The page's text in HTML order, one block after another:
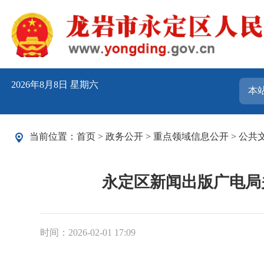
2026年8月8日 星期六
当前位置： 首页 > 政务公开 > 重点领域信息公开 > 公共
永定区新闻出版广电
时间：2026-02-01 17:09